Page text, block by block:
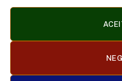
CONTATO
TRABALHE